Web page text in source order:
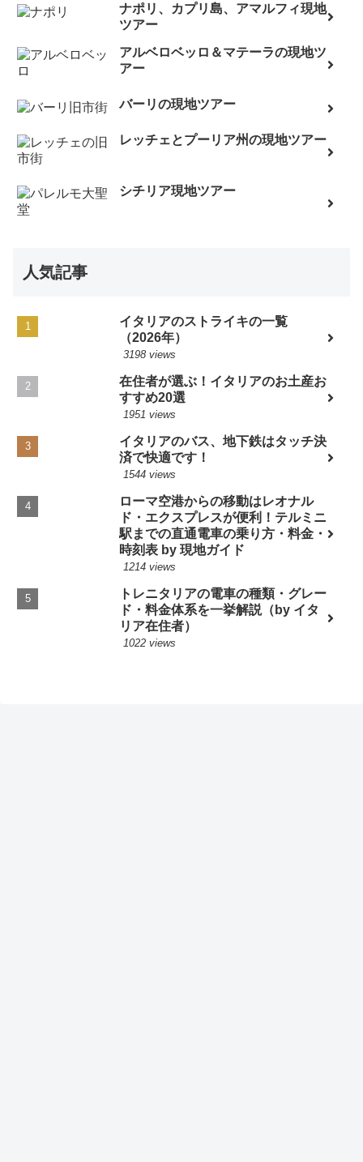
ナポリ、カプリ島、アマルフィ現地
ツアー
アルベロベッロ＆マテーラの現地ツ
アー
バーリの現地ツアー
レッチェとプーリア州の現地ツアー
シチリア現地ツアー
人気記事
イタリアのストライキの一覧
（2026年）
3198 views
在住者が選ぶ！イタリアのお土産お
すすめ20選
1951 views
イタリアのバス、地下鉄はタッチ決
済で快適です！
1544 views
ローマ空港からの移動はレオナル
ド・エクスプレスが便利！テルミニ
駅までの直通電車の乗り方・料金・
時刻表 by 現地ガイド
1214 views
トレニタリアの電車の種類・グレー
ド・料金体系を一挙解説（by イタ
リア在住者）
1022 views